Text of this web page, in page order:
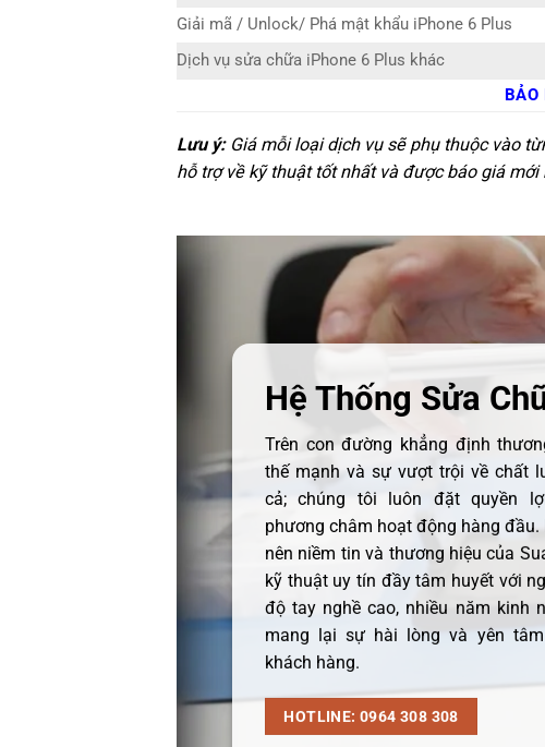
Giải mã / Unlock/ Phá mật khẩu iPhone 6 Plus
Dịch vụ sửa chữa iPhone 6 Plus khác
Lưu ý:Giá mỗi loại dịch vụ sẽ phụ thuộc vào
hỗ trợ về kỹ thuật tốt nhất và được báo giá
Hệ Thống Sửa
Trên con đường khẳng định
thế mạnh và sự vượt trội về chất
cả; chúng tôi luôn đặt quyền
phương châm hoạt động hàng
nên niềm tin và thương hiệu của
kỹ thuật uy tín đầy tâm huyết với
độ tay nghề cao, nhiều năm kinh
mang lại sự hài lòng và yên
khách hàng.
HOTLINE: 0964 308 308